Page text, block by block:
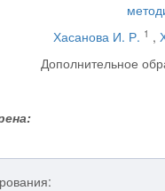
Хасанова И. Р. 1 ,
Дополнительное